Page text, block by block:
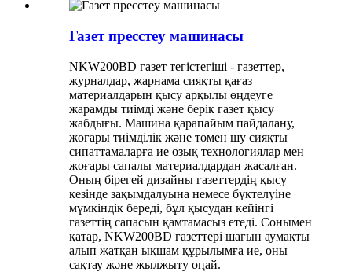
Газет пресстеу машинасы
NKW200BD газет тегістегіші - газеттер,
журналдар, жарнама сияқты қағаз
материалдарын қысу арқылы өңдеуге
жарамды тиімді және берік газет қысу
жабдығы. Машина қарапайым пайдалану,
жоғары тиімділік және төмен шу сияқты
сипаттамаларға ие озық технологиялар мен
жоғары сапалы материалдардан жасалған.
Оның бірегей дизайны газеттердің қысу
кезінде зақымдалуына немесе бүктелуіне
мүмкіндік береді, бұл қысудан кейінгі
газеттің сапасын қамтамасыз етеді. Сонымен
қатар, NKW200BD газеттері шағын аумақты
алып жатқан ықшам құрылымға ие, оны
сақтау және жылжыту оңай.